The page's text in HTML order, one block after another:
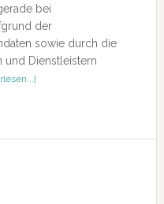
bei
der
sowie durch die
und Dienstleistern
ÜberDatenschutz